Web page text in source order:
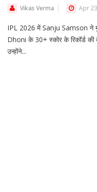
Vikas Verma Apr
IPL 2026 में Sanju Samson ने
Dhoni के 30+ स्कोर के रिकॉर्ड की
उन्होंने...